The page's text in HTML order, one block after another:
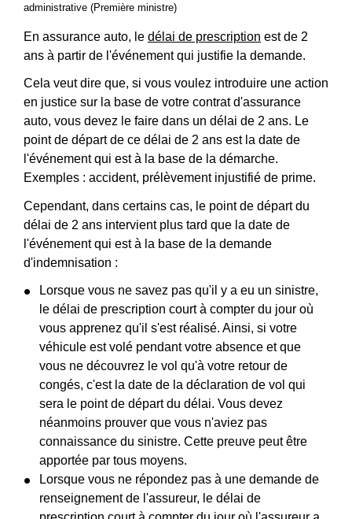
administrative (Première ministre)
En assurance auto, le délai de prescription est de 2
ans à partir de l'événement qui justifie la demande.
Cela veut dire que, si vous voulez introduire une action
en justice sur la base de votre contrat d'assurance
auto, vous devez le faire dans un délai de 2 ans. Le
point de départ de ce délai de 2 ans est la date de
l'événement qui est à la base de la démarche.
Exemples : accident, prélèvement injustifié de prime.
Cependant, dans certains cas, le point de départ du
délai de 2 ans intervient plus tard que la date de
l'événement qui est à la base de la demande
d'indemnisation :
Lorsque vous ne savez pas qu'il y a eu un sinistre,
le délai de prescription court à compter du jour où
vous apprenez qu'il s'est réalisé. Ainsi, si votre
véhicule est volé pendant votre absence et que
vous ne découvrez le vol qu'à votre retour de
congés, c'est la date de la déclaration de vol qui
sera le point de départ du délai. Vous devez
néanmoins prouver que vous n'aviez pas
connaissance du sinistre. Cette preuve peut être
apportée par tous moyens.
Lorsque vous ne répondez pas à une demande de
renseignement de l'assureur, le délai de